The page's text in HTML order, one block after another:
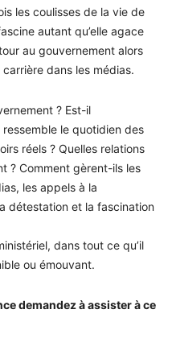
les coulisses de la vie de
autant qu’elle agace
au gouvernement alors
dans les médias.
? Est-il
le quotidien des
réels ? Quelles relations
? Comment gèrent-ils les
les appels à la
détestation et la fascination
dans tout ce qu’il
ou émouvant.
demandez à assister à ce